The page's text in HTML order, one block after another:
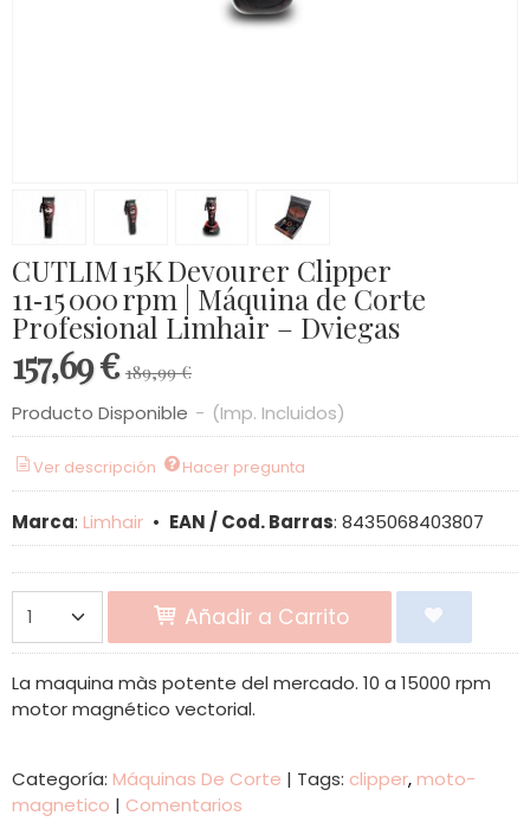
CUTLIM 15K Devourer Clipper
11‑15 000 rpm | Máquina de Corte
Profesional Limhair – Dviegas
157,69 € 189,99 €
Producto Disponible - (Imp. Incluidos)
Ver descripción Hacer pregunta
Marca: Limhair • EAN / Cod. Barras: 8435068403807
Añadir a Carrito
La maquina màs potente del mercado. 10 a 15000 rpm
motor magnético vectorial.
Categoría: Máquinas De Corte | Tags: clipper moto-
magnetico | Comentarios